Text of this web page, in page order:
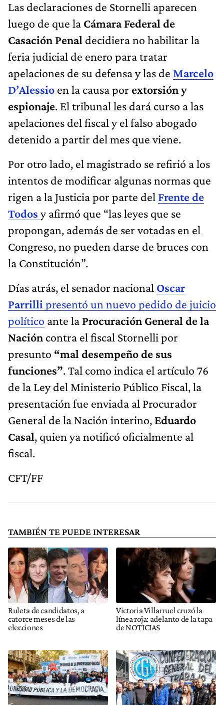
Las declaraciones de Stornelli aparecen
luego de que la Cámara Federal de
Casación Penal decidiera no habilitar la
feria judicial de enero para tratar
apelaciones de su defensa y las de Marcelo
D’Alessio en la causa por extorsión y
espionaje. El tribunal les dará curso a las
apelaciones del fiscal y el falso abogado
detenido a partir del mes que viene.
Por otro lado, el magistrado se refirió a los
intentos de modificar algunas normas que
rigen a la Justicia por parte del Frente de
Todos y afirmó que “las leyes que se
propongan, además de ser votadas en el
Congreso, no pueden darse de bruces con
la Constitución”.
Días atrás, el senador nacional Oscar
Parrilli presentó un nuevo pedido de juicio
político ante la Procuración General de la
Nación contra el fiscal Stornelli por
presunto “mal desempeño de sus
funciones”. Tal como indica el artículo 76
de la Ley del Ministerio Público Fiscal, la
presentación fue enviada al Procurador
General de la Nación interino, Eduardo
Casal, quien ya notificó oficialmente al
fiscal.
CFT/FF
TAMBIÉN TE PUEDE INTERESAR
Ruleta de candidatos, a
catorce meses de las
elecciones
Victoria Villarruel cruzó la
línea roja: adelanto de la tapa
de NOTICIAS